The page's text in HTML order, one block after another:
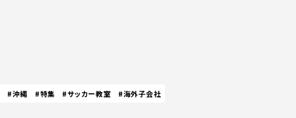
#沖縄 #特集 #サッカー教室
#海外子会社